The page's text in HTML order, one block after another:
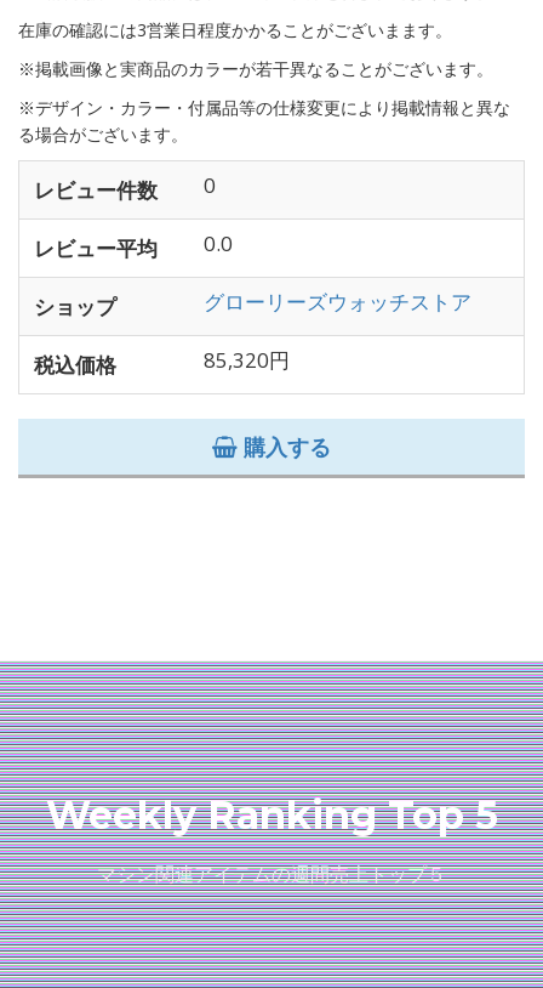
在庫の確認には3営業日程度かかることがございまます。
※掲載画像と実商品のカラーが若干異なることがございます。
※デザイン・カラー・付属品等の仕様変更により掲載情報と異な
る場合がございます。
レビュー件数 0
レビュー平均 0.0
ショップ グローリーズウォッチストア
税込価格 85,320円
購入する
Weekly Ranking Top 5
マシン関連アイテムの週間売上トップ５